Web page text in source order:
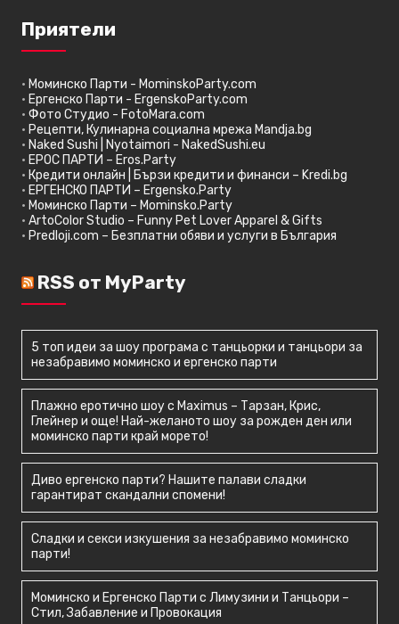
Приятели
• Моминско Парти - MominskoParty.com
• Ергенско Парти - ErgenskoParty.com
•Фото Студио - FotoMara.com
• Рецепти, Кулинарна социална мрежа Mandja.bg
• Naked Sushi | Nyotaimori - NakedSushi.eu
• ЕРОС ПАРТИ – Eros.Party
• Кредити онлайн | Бързи кредити и финанси – Kredi.bg
• ЕРГЕНСКО ПАРТИ – Ergensko.Party
• Моминско Парти – Mominsko.Party
•ArtoColor Studio – Funny Pet Lover Apparel & Gifts
• Predloji.com – Безплатни обяви и услуги в България
RSS от MyParty
5 топ идеи за шоу програма с танцьорки и танцьори за
незабравимо моминско и ергенско парти
Плажно еротично шоу с Maximus – Тарзан, Крис,
Глейнер и още! Най-желаното шоу за рожден ден или
моминско парти край морето!
Диво ергенско парти? Нашите палави сладки
гарантират скандални спомени!
Сладки и секси изкушения за незабравимо моминско
парти!
Моминско и Ергенско Парти с Лимузини и Танцьори –
Стил, Забавление и Провокация